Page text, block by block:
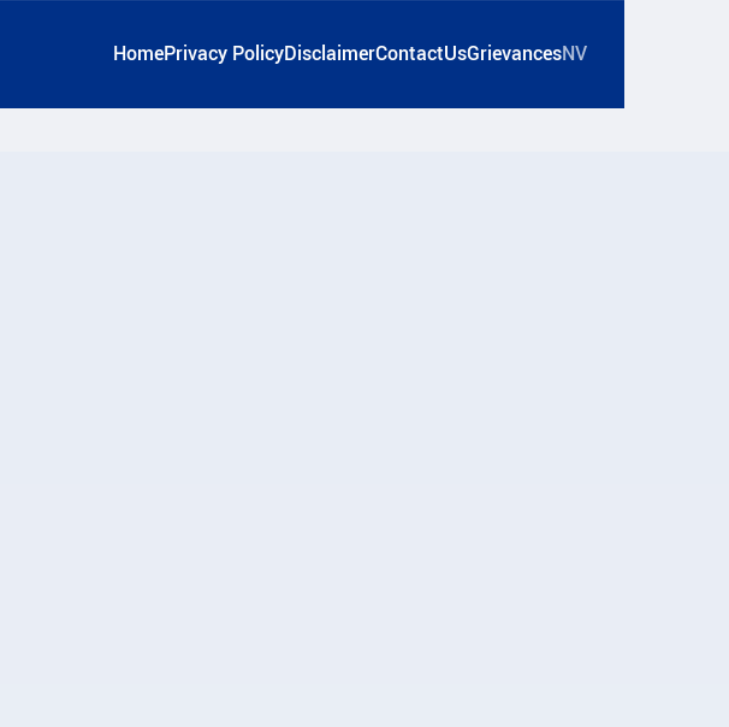
HomePrivacy PolicyDisclaimerContactUsGrievancesNV